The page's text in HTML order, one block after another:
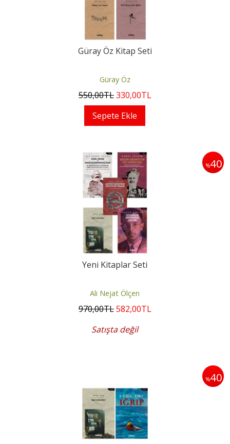
Güray Öz Kitap Seti
Güray Öz
550,00TL330,00TL
Sepete Ekle
%40
Yeni Kitaplar Seti
Ali Nejat Ölçen
970,00TL582,00TL
Satışta değil
%40